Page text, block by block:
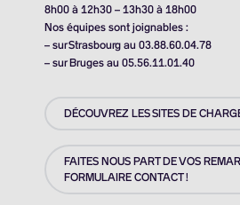
8h00 à 12h30 – 13h30 à 18h00
Nos équipes sont joignables :
– sur Strasbourg au 03.88.60.04.78
– sur Bruges au 05.56.11.01.40
DÉCOUVREZ LES SITES DE
FAITES NOUS PART DE VOS
FORMULAIRE CONTACT !